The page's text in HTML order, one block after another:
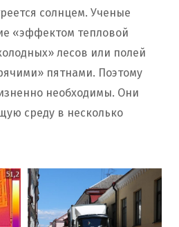
солнцем. Ученые
«эффектом тепловой
лесов или полей
пятнами. Поэтому
необходимы. Они
среду в несколько